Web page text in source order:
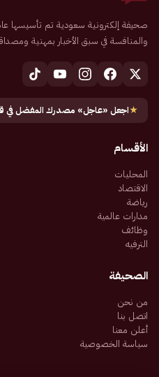
والمنافسة في سبق الأخبار بمهنية
★اجعل «عاجل» مصدرك المفضل في
الأقسام
المحليات
الاقتصاد
رياضة
مدارات عالمية
وظائف
الترفيه
الصحيفة
من نحن
اتصل بنا
أعلن معنا
سياسة الخصوصية